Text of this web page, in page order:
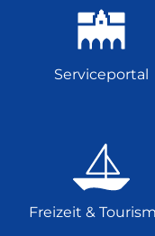
Serviceportal
Freizeit &